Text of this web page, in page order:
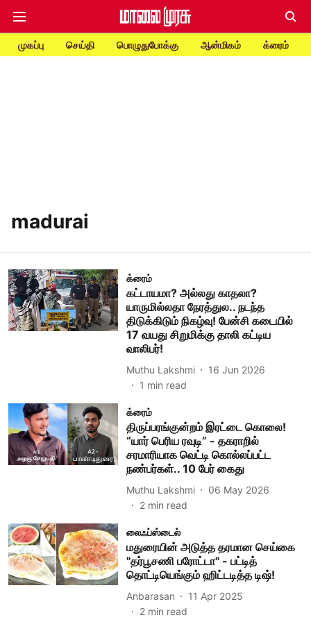
முகப்பு செய்தி பொழுதுபோக்கு ஆன்மிகம் க்ரைம்
madurai
க்ரைம்
கட்டாயமா? அல்லது காதலா?
யாருமில்லதா நேரத்துல.. நடந்த
திடுக்கிடும் நிகழ்வு! பேன்சி கடையில்
17 வயது சிறுமிக்கு தாலி கட்டிய
வாலிபர்!
Muthu Lakshmi
16 Jun 2026
1 min read
க்ரைம்
திருப்பரங்குன்றம் இரட்டை கொலை!
“யார் பெரிய ரவுடி” - தகராறில்
சரமாரியாக வெட்டி கொல்லப்பட்ட
நண்பர்கள்.. 10 பேர் கைது
Muthu Lakshmi
06 May 2026
2 min read
லைஃப்ஸ்டைல்
மதுரையின் அடுத்த தரமான செய்கை
"தர்பூசணி பரோட்டா" - பட்டித்
தொட்டியெங்கும் ஹிட்டடித்த டிஷ்!
Anbarasan
11 Apr 2025
2 min read